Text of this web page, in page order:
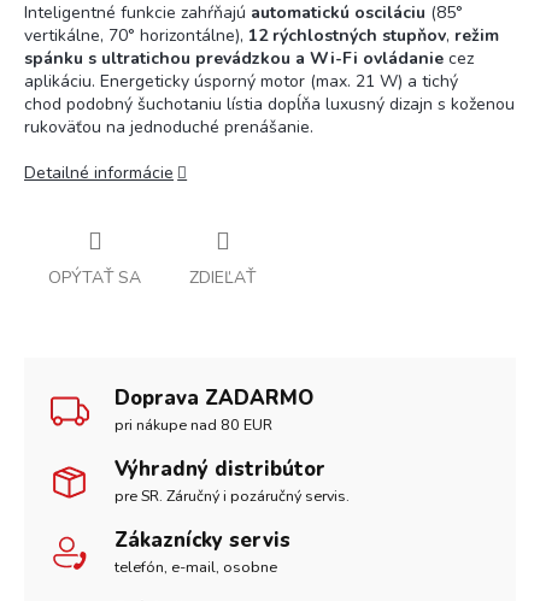
Inteligentné funkcie zahŕňajú automatickú osciláciu (85°
vertikálne, 70° horizontálne), 12 rýchlostných stupňov, režim
spánku s ultratichou prevádzkou a Wi-Fi ovládanie cez
aplikáciu. Energeticky úsporný motor (max. 21 W) a tichý
chod podobný šuchotaniu lístia dopĺňa luxusný dizajn s koženou
rukoväťou na jednoduché prenášanie.
Detailné informácie
OPÝTAŤ SA ZDIEĽAŤ
Doprava ZADARMO
pri nákupe nad 80 EUR
Výhradný distribútor
pre SR. Záručný i pozáručný servis.
Zákaznícky servis
telefón, e-mail, osobne